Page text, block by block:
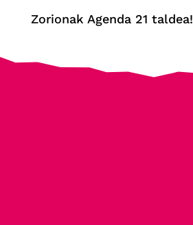
Zorionak Agenda 21 taldea!